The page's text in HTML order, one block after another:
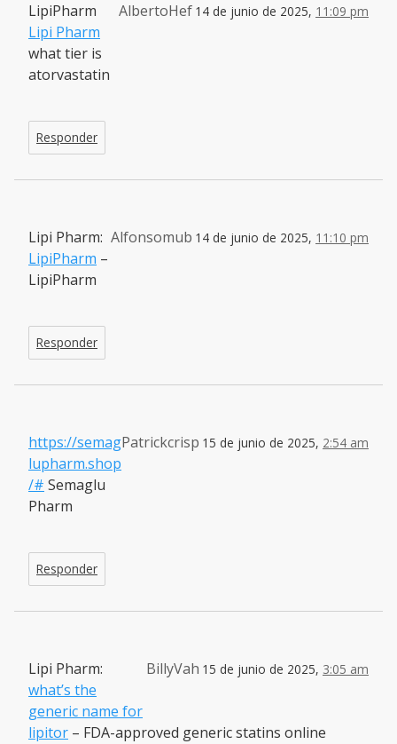
AlbertoHef 14 de junio de 2025, 11:09 pm
LipiPharm
Lipi Pharm
what tier is
atorvastatin
Responder
Alfonsomub 14 de junio de 2025, 11:10 pm
Lipi Pharm:
LipiPharm –
LipiPharm
Responder
Patrickcrisp 15 de junio de 2025, 2:54 am
https://semag
lupharm.shop
/# Semaglu
Pharm
Responder
BillyVah 15 de junio de 2025, 3:05 am
Lipi Pharm:
what’s the
generic name for
lipitor – FDA-approved generic statins online